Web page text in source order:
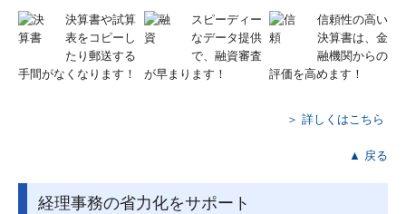
決算書や試算
表をコピーし
たり郵送する
手間がなくなります！
スピーディー
なデータ提供
で、融資審査
が早まります！
信頼性の高い
決算書は、金
融機関からの
評価を高めます！
＞ 詳しくはこちら
▲ 戻る
経理事務の省力化をサポート